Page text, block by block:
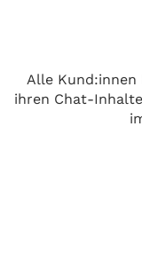
Alle Kund:innen
ihren Chat-